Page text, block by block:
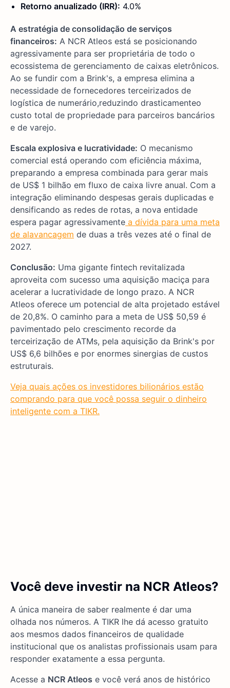
Retorno anualizado (IRR): 4.0%
A estratégia de consolidação de serviços
financeiros: A NCR Atleos está se posicionando
agressivamente para ser proprietária de todo o
ecossistema de gerenciamento de caixas eletrônicos.
Ao se fundir com a Brink's, a empresa elimina a
necessidade de fornecedores terceirizados de
logística de numerário,reduzindo drasticamenteo
custo total de propriedade para parceiros bancários
e de varejo.
Escala explosiva e lucratividade: O mecanismo
comercial está operando com eficiência máxima,
preparando a empresa combinada para gerar mais
de US$ 1 bilhão em fluxo de caixa livre anual. Com a
integração eliminando despesas gerais duplicadas e
densificando as redes de rotas, a nova entidade
espera pagar agressivamente a dívida para uma meta
de alavancagem de duas a três vezes até o final de
2027.
Conclusão: Uma gigante fintech revitalizada
aproveita com sucesso uma aquisição maciça para
acelerar a lucratividade de longo prazo. A NCR
Atleos oferece um potencial de alta projetado estável
de 20,8%. O caminho para a meta de US$ 50,59 é
pavimentado pelo crescimento recorde da
terceirização de ATMs, pela aquisição da Brink's por
US$ 6,6 bilhões e por enormes sinergias de custos
estruturais.
Veja quais ações os investidores bilionários estão
comprando para que você possa seguir o dinheiro
inteligente com a TIKR.
Você deve investir na NCR Atleos?
A única maneira de saber realmente é dar uma
olhada nos números. A TIKR lhe dá acesso gratuito
aos mesmos dados financeiros de qualidade
institucional que os analistas profissionais usam para
responder exatamente a essa pergunta.
Acesse a NCR Atleos e você verá anos de histórico